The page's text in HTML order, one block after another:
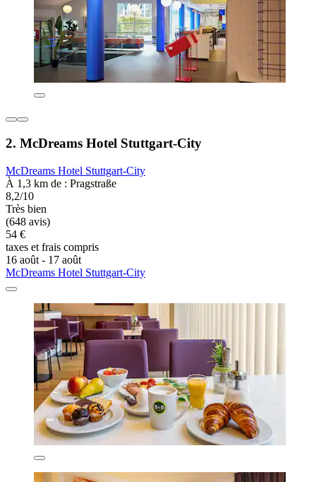
2. McDreams Hotel Stuttgart-City
McDreams Hotel Stuttgart-City
À 1,3 km de : Pragstraße
8,2/10
Très bien
(648 avis)
54 €
taxes et frais compris
16 août - 17 août
McDreams Hotel Stuttgart-City